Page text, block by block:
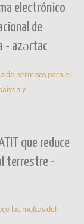
electrónico
de
- azərtac
de permisos para el
y
que reduce
terrestre -
las multas del